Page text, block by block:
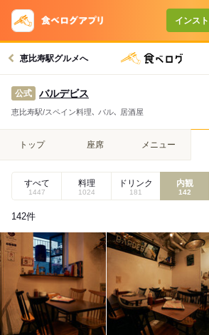
インス
恵比寿駅グルメへ
公式 バルデビス
恵比寿駅/スペイン料理､ バル､ 居酒屋
トップ 座席 メニュー
すべて
1447
料理
1024
ドリンク
181
内観
142
142件